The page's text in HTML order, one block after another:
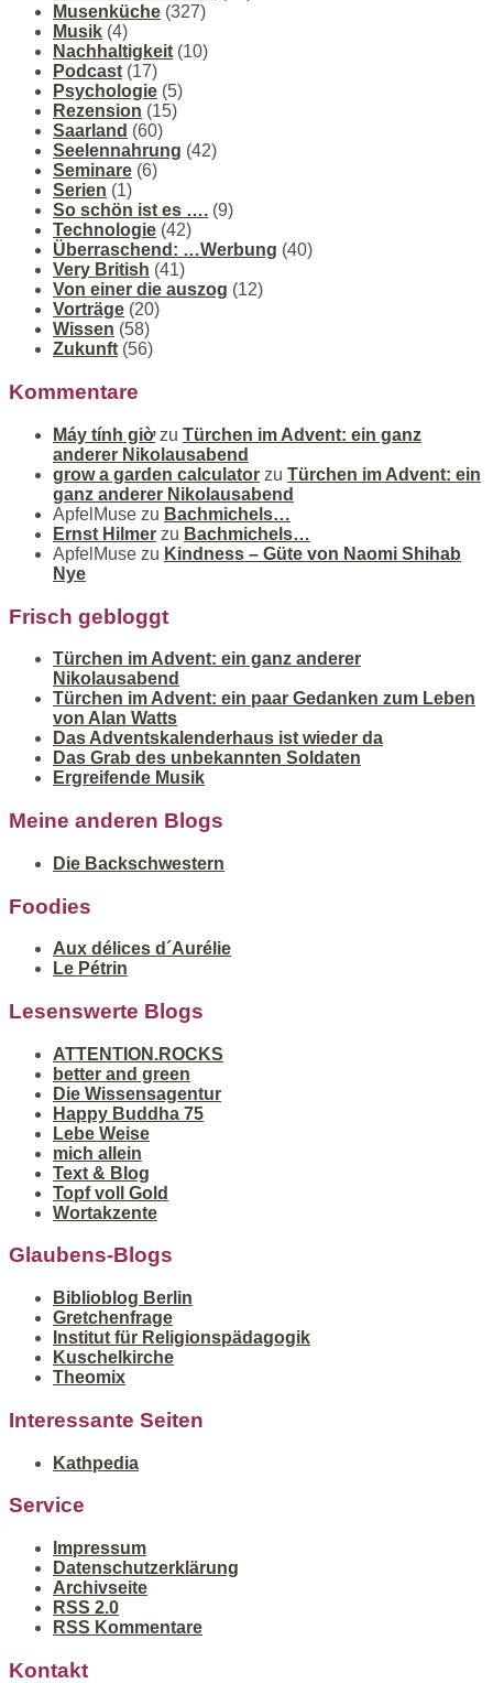
Musenküche (327)
Musik (4)
Nachhaltigkeit (10)
Podcast (17)
Psychologie (5)
Rezension (15)
Saarland (60)
Seelennahrung (42)
Seminare (6)
Serien (1)
So schön ist es …. (9)
Technologie (42)
Überraschend: …Werbung (40)
Very British (41)
Von einer die auszog (12)
Vorträge (20)
Wissen (58)
Zukunft (56)
Kommentare
Máy tính giờzu Türchen im Advent: ein ganz
anderer Nikolausabend
grow a garden calculator zu Türchen im Advent: ein
ganz anderer Nikolausabend
ApfelMuse zu Bachmichels…
Ernst Hilmer zu Bachmichels…
ApfelMuse zu Kindness – Güte von Naomi Shihab
Nye
Frisch gebloggt
Türchen im Advent: ein ganz anderer
Nikolausabend
Türchen im Advent: ein paar Gedanken zum Leben
von Alan Watts
Das Adventskalenderhaus ist wieder da
Das Grab des unbekannten Soldaten
Ergreifende Musik
Meine anderen Blogs
Die Backschwestern
Foodies
Aux délices d´Aurélie
Le Pétrin
Lesenswerte Blogs
ATTENTION.ROCKS
better and green
Die Wissensagentur
Happy Buddha 75
Lebe Weise
mich allein
Text & Blog
Topf voll Gold
Wortakzente
Glaubens-Blogs
Biblioblog Berlin
Gretchenfrage
Institut für Religionspädagogik
Kuschelkirche
Theomix
Interessante Seiten
Kathpedia
Service
Impressum
Datenschutzerklärung
Archivseite
RSS 2.0
RSS Kommentare
Kontakt